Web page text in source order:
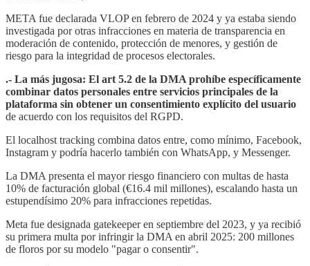
META fue declarada VLOP en febrero de 2024 y ya estaba siendo
investigada por otras infracciones en materia de transparencia en
moderación de contenido, protección de menores, y gestión de
riesgo para la integridad de procesos electorales.
.- La más jugosa: El art 5.2 de la DMA prohíbe específicamente
combinar datos personales entre servicios principales de la
plataforma sin obtener un consentimiento explícito del usuario
de acuerdo con los requisitos del RGPD.
El localhost tracking combina datos entre, como mínimo, Facebook,
Instagram y podría hacerlo también con WhatsApp, y Messenger.
La DMA presenta el mayor riesgo financiero con multas de hasta
10% de facturación global (€16.4 mil millones), escalando hasta un
estupendísimo 20% para infracciones repetidas.
Meta fue designada gatekeeper en septiembre del 2023, y ya recibió
su primera multa por infringir la DMA en abril 2025: 200 millones
de floros por su modelo "pagar o consentir".